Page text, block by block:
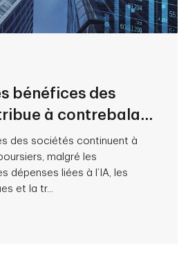
bénéfices des
à contrebala...
des sociétés continuent à
malgré les
dépenses liées à l’IA, les
et la tr...